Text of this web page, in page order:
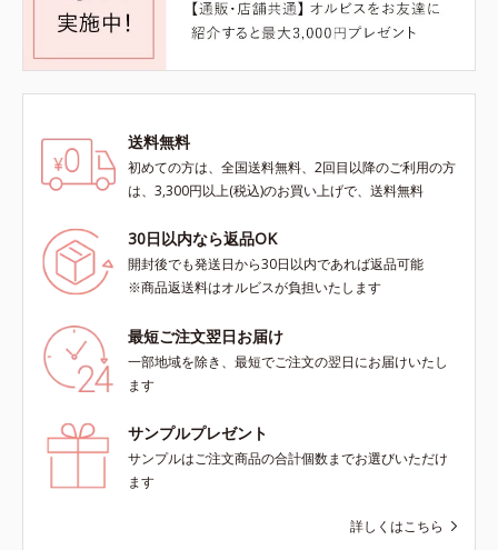
送料無料
初めての方は、全国送料無料、2回目以降のご利用の方
は、3,300円以上(税込)のお買い上げで、送料無料
30日以内なら返品OK
開封後でも発送日から30日以内であれば返品可能
※商品返送料はオルビスが負担いたします
最短ご注文翌日お届け
一部地域を除き、最短でご注文の翌日にお届けいたし
ます
サンプルプレゼント
サンプルはご注文商品の合計個数までお選びいただけ
ます
詳しくはこちら